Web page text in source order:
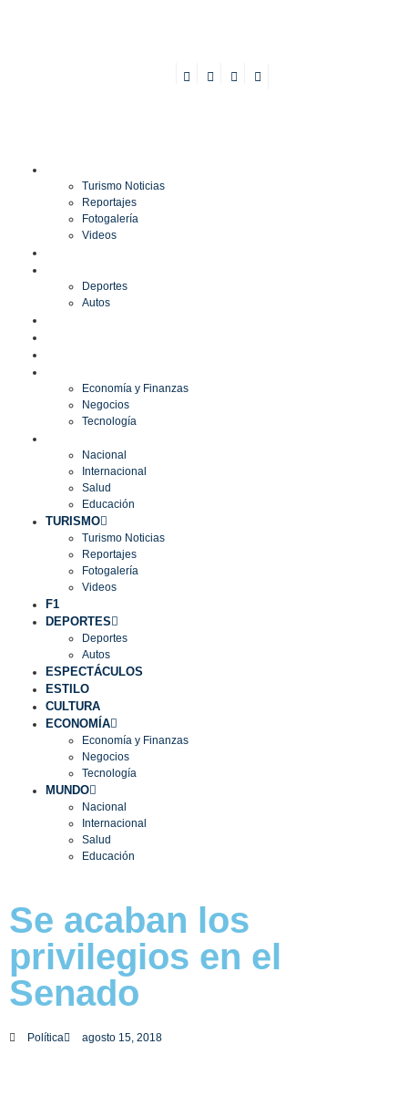
Turismo Noticias
Reportajes
Fotogalería
Videos
Deportes
Autos
Economía y Finanzas
Negocios
Tecnología
Nacional
Internacional
Salud
Educación
TURISMO
Turismo Noticias
Reportajes
Fotogalería
Videos
F1
DEPORTES
Deportes
Autos
ESPECTÁCULOS
ESTILO
CULTURA
ECONOMÍA
Economía y Finanzas
Negocios
Tecnología
MUNDO
Nacional
Internacional
Salud
Educación
Se acaban los
privilegios en el
Senado
Política agosto 15, 2018